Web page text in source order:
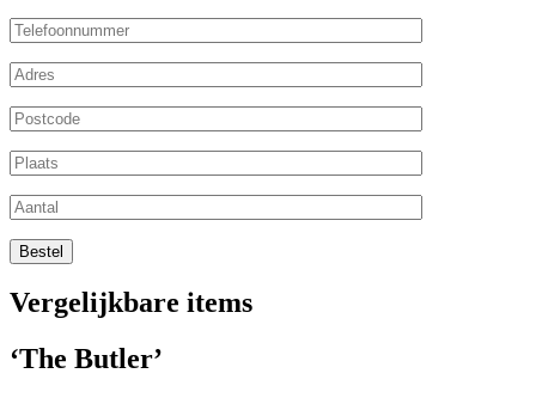
Vergelijkbare items
‘The Butler’